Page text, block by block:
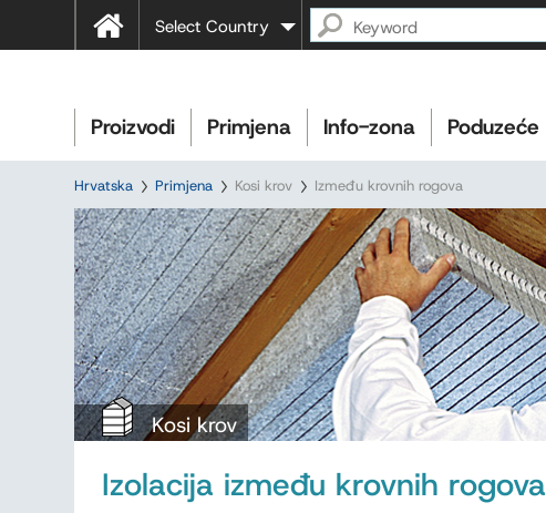
Select Country
Proizvodi Primjena Info-zona Poduzeće
Hrvatska Primjena Kosi krov Između krovnih rogova
Kosi krov
Izolacija između krovnih rogova